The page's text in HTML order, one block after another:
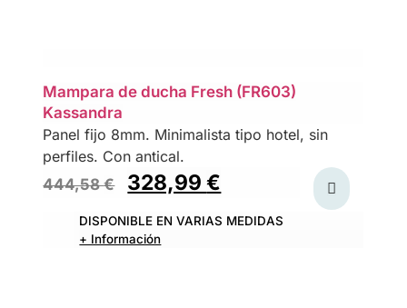
Mampara de ducha Fresh (FR603)
Kassandra
Panel fijo 8mm. Minimalista tipo hotel, sin
perfiles. Con antical.
444,58€ 328,99€
DISPONIBLE EN VARIAS MEDIDAS
+ Información